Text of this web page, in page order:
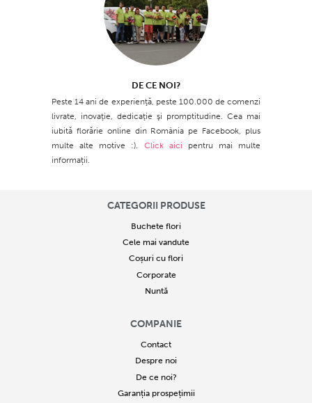
DE CE NOI?
Peste 14 ani de experienţă, peste 100.000 de comenzi
livrate, inovaţie, dedicaţie şi promptitudine. Cea mai
iubită florărie online din România pe Facebook, plus
multe alte motive :). Click aici pentru mai multe
informații.
CATEGORII PRODUSE
Buchete flori
Cele mai vandute
Coșuri cu flori
Corporate
Nuntă
COMPANIE
Contact
Despre noi
De ce noi?
Garanția prospețimii